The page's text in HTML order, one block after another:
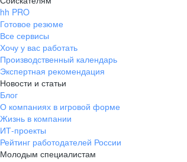
hh PRO
Готовое резюме
Все сервисы
Хочу у вас работать
Производственный календарь
Экспертная рекомендация
Новости и статьи
Блог
О компаниях в игровой форме
Жизнь в компании
ИТ-проекты
Рейтинг работодателей России
Молодым специалистам